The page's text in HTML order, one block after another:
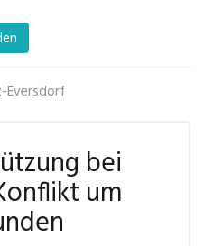
Eversdorf
bei
um